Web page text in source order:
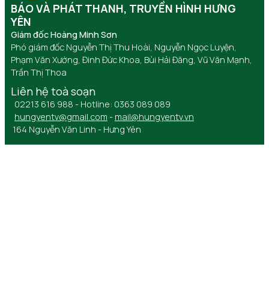
BÁO VÀ PHÁT THANH, TRUYỀN HÌNH HƯNG
YÊN
Giám đốc Hoàng Minh Sơn
Phó giám đốc Nguyễn Thị Thu Hoài, Nguyễn Ngọc Luyện,
Phạm Văn Xướng, Đinh Đức Khoa, Bùi Hải Đăng, Vũ Văn Mạnh,
Trần Thị Thoa
Liên hệ toà soạn
02213 616 988 - Hotline: 0363 089 089
hungyentv@gmail.com - mail@hungyentv.vn
164 Nguyễn Văn Linh - Hưng Yên